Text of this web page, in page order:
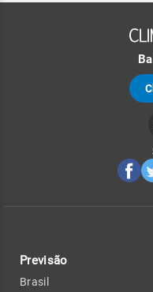
Previsão
Brasil